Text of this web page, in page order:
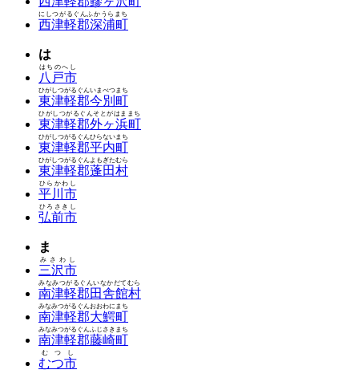
西津軽郡深浦町
にしつがるぐんふかうらまち
は
八戸市
はちのへし
東津軽郡今別町
ひがしつがるぐんいまべつまち
東津軽郡外ヶ浜町
ひがしつがるぐんそとがはままち
東津軽郡平内町
ひがしつがるぐんひらないまち
東津軽郡蓬田村
ひがしつがるぐんよもぎたむら
平川市
ひらかわし
弘前市
ひろさきし
ま
三沢市
みさわし
南津軽郡田舎館村
みなみつがるぐんいなかだてむら
南津軽郡大鰐町
みなみつがるぐんおおわにまち
南津軽郡藤崎町
みなみつがるぐんふじさきまち
むつ市
むつし